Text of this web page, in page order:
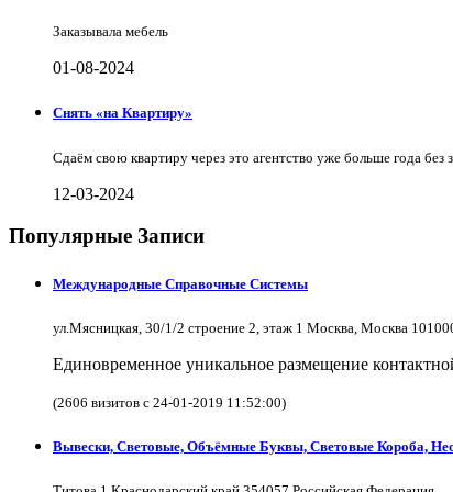
Заказывала мебель
01-08-2024
Снять «на Квартиру»
Сдаём свою квартиру через это агентство уже больше года без
12-03-2024
Популярные Записи
Международные Справочные Системы
ул.Мясницкая, 30/1/2 строение 2, этаж 1 Москва, Москва
Единовременное уникальное размещение
(2606 визитов с 24-01-2019 11:52:00)
Вывески, Световые, Объёмные Буквы, Световые Короба,